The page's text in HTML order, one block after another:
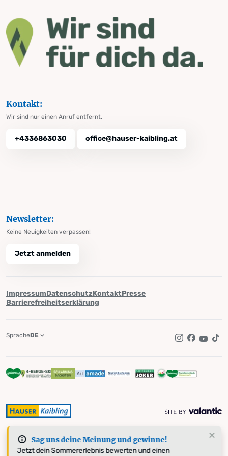
Sag uns deine Meinung und gewinne!
Jetzt dein Sommererlebnis bewerten und einen
Kontakt:
Wir sind nur einen Anruf entfernt.
+4336863030 office@hauser-kaibling.at
Newsletter:
Keine Neuigkeiten verpassen!
Jetzt anmelden
ImpressumDatenschutzKontaktPresse
Barrierefreiheitserklärung
Instagram
Facebook
SpracheDE